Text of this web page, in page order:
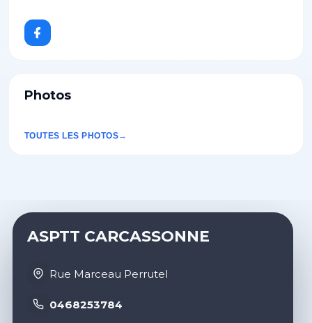
Photos
TOUTES LES PHOTOS
ASPTT CARCASSONNE
Rue Marceau Perrutel
0468253784